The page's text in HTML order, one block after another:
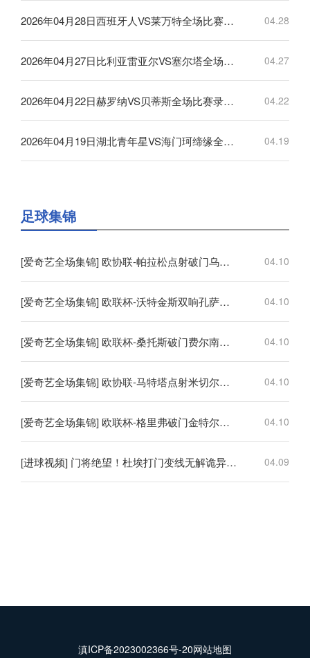
2026年04月28日西班牙人VS莱万特全场比赛录像回放 04.28
2026年04月27日比利亚雷亚尔VS塞尔塔全场比赛录像回放 04.27
2026年04月22日赫罗纳VS贝蒂斯全场比赛录像回放 04.22
2026年04月19日湖北青年星VS海门珂缔缘全场比赛录像回放 04.19
足球集锦
[爱奇艺全场集锦] 欧协联-帕拉松点射破门乌奈-洛佩斯建功 巴列卡诺3-0雅典AEK 04.10
[爱奇艺全场集锦] 欧联杯-沃特金斯双响孔萨破门 维拉3-1客胜博洛尼亚 04.10
[爱奇艺全场集锦] 欧联杯-桑托斯破门费尔南德斯离谱乌龙 波尔图1-1森林 04.10
[爱奇艺全场集锦] 欧协联-马特塔点射米切尔萨尔建功 水晶宫3-0佛罗伦萨 04.10
[爱奇艺全场集锦] 欧联杯-格里弗破门金特尔建功 弗赖堡3-0塞尔塔 04.10
[进球视频] 门将绝望！杜埃打门变线无解诡异弧线破门！巴黎1-0领先利物浦！ 04.09
滇ICP备2023002366号-20网站地图